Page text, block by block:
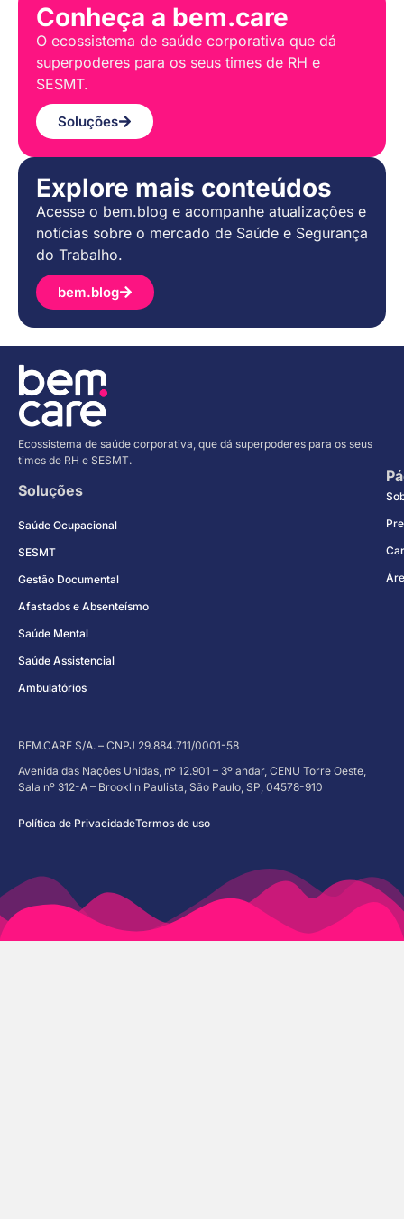
Conheça a bem.care
O ecossistema de saúde corporativa que dá
superpoderes para os seus times de RH e
SESMT.
Soluções
Explore mais conteúdos
Acesse o bem.blog e acompanhe atualizações e
notícias sobre o mercado de Saúde e Segurança
do Trabalho.
bem.blog
Ecossistema de saúde corporativa, que dá superpoderes para os seus
times de RH e SESMT.
Soluções
Saúde Ocupacional
SESMT
Gestão Documental
Afastados e Absenteísmo
Saúde Mental
Saúde Assistencial
Ambulatórios
BEM.CARE S/A. – CNPJ 29.884.711/0001-58
Avenida das Nações Unidas, nº 12.901 – 3º andar, CENU Torre Oeste,
Sala nº 312-A – Brooklin Paulista, São Paulo, SP, 04578-910
Política de PrivacidadeTermos de uso